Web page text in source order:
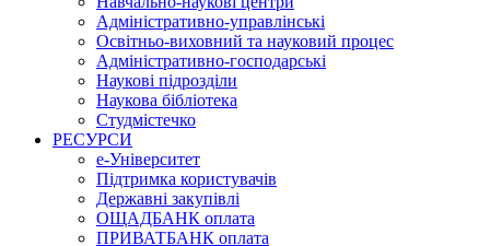
Адміністративно-управлінські
Освітньо-виховний та науковий процес
Адміністративно-господарські
Наукові підрозділи
Наукова бібліотека
Студмістечко
РЕСУРСИ
е-Університет
Підтримка користувачів
Державні закупівлі
ОЩАДБАНК оплата
ПРИВАТБАНК оплата